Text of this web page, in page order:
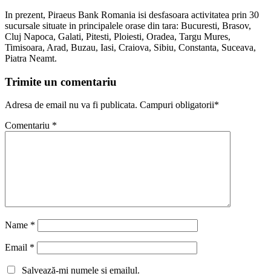
In prezent, Piraeus Bank Romania isi desfasoara activitatea prin 30
sucursale situate in principalele orase din tara: Bucuresti, Brasov,
Cluj Napoca, Galati, Pitesti, Ploiesti, Oradea, Targu Mures,
Timisoara, Arad, Buzau, Iasi, Craiova, Sibiu, Constanta, Suceava,
Piatra Neamt.
Trimite un comentariu
Adresa de email nu va fi publicata. Campuri obligatorii*
Comentariu *
Name *
Email *
Salvează-mi numele si emailul.